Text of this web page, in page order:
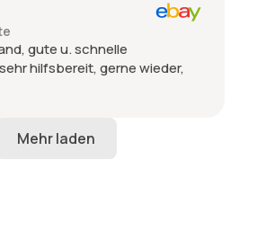
gute u. schnelle
hilfsbereit, gerne wieder,